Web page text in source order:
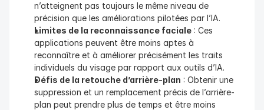
n’atteignent pas toujours le même niveau de
précision que les améliorations pilotées par l’IA.
Limites de la reconnaissance faciale : Ces
applications peuvent être moins aptes à
reconnaître et à améliorer précisément les traits
individuels du visage par rapport aux outils d’IA.
Défis de la retouche d’arrière-plan : Obtenir une
suppression et un remplacement précis de l’arrière-
plan peut prendre plus de temps et être moins